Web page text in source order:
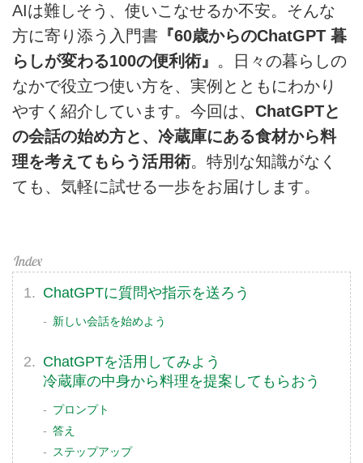
AIは難しそう、使いこなせるか不安。そんな
方に寄り添う入門書 『60歳からのChatGPT 暮
らしが変わる100の便利術』 。日々の暮らしの
なかで役立つ使い方を、実例とともにわかり
やすく紹介しています。今回は、 ChatGPTと
の会話の始め方と、冷蔵庫にある食材から料
理を考えてもらう活用術。特別な知識がなく
ても、気軽に試せる一歩をお届けします。
ChatGPTに質問や指示を送ろう
新しい会話を始めよう
ChatGPTを活用してみよう
冷蔵庫の中身から料理を提案してもらおう
プロンプト
答え
ステップアップ